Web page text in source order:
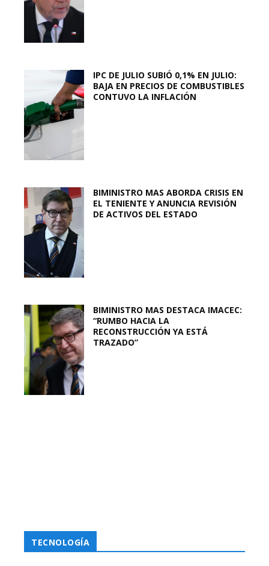
IPC DE JULIO SUBIÓ 0,1% EN JULIO:
BAJA EN PRECIOS DE COMBUSTIBLES
CONTUVO LA INFLACIÓN
BIMINISTRO MAS ABORDA CRISIS EN
EL TENIENTE Y ANUNCIA REVISIÓN
DE ACTIVOS DEL ESTADO
BIMINISTRO MAS DESTACA IMACEC:
“RUMBO HACIA LA
RECONSTRUCCIÓN YA ESTÁ
TRAZADO”
TECNOLOGÍA